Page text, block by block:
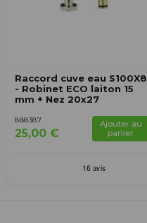
Raccord cuve eau S100X8
- Robinet ECO laiton 15
mm + Nez 20x27
888387
25,00 €
Ajouter au
panier